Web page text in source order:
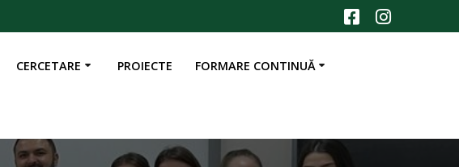
CERCETARE PROIECTE FORMARE CONTINUĂ